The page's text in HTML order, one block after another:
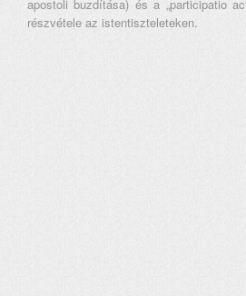
apostoli buzdítása) és a „participatio
részvétele az istentiszteleteken.